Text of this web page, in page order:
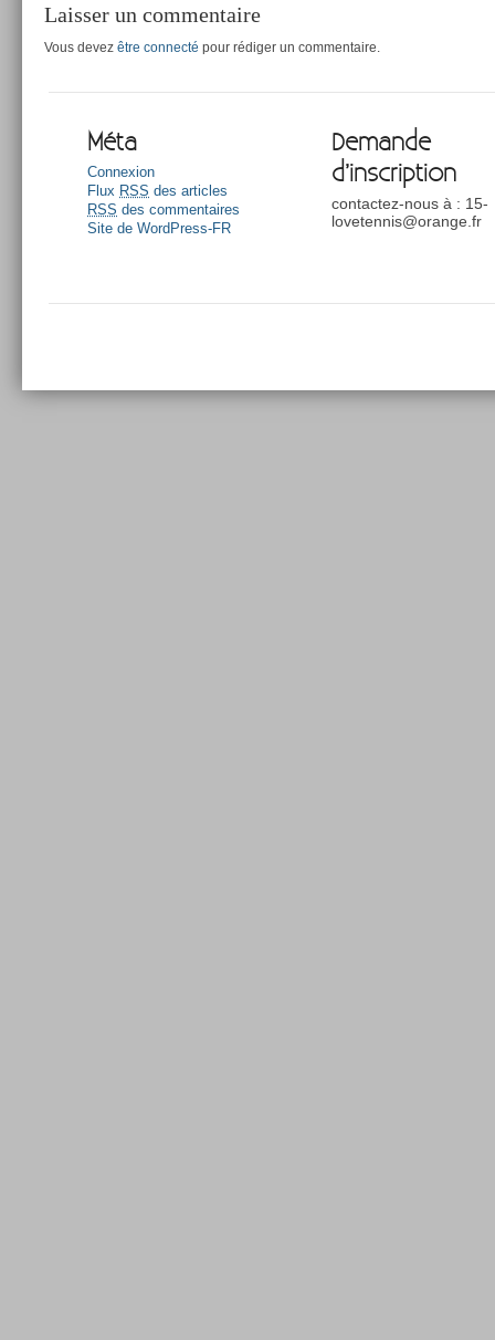
Laisser un commentaire
Vous devez être connecté pour rédiger un commentaire.
Méta
Connexion
Flux RSS des articles
RSS des commentaires
Site de WordPress-FR
Demande
d’inscription
contactez-nous à : 15-
lovetennis@orange.fr